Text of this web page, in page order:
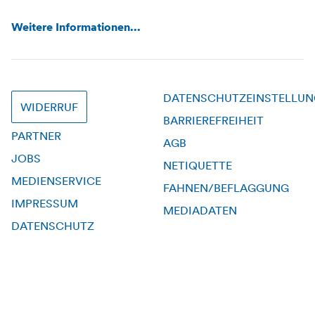
Weitere Informationen...
WIDERRUF
PARTNER
JOBS
MEDIENSERVICE
IMPRESSUM
DATENSCHUTZ
BARRIEREFREIHEIT
AGB
NETIQUETTE
FAHNEN/BEFLAGGUNG
MEDIADATEN